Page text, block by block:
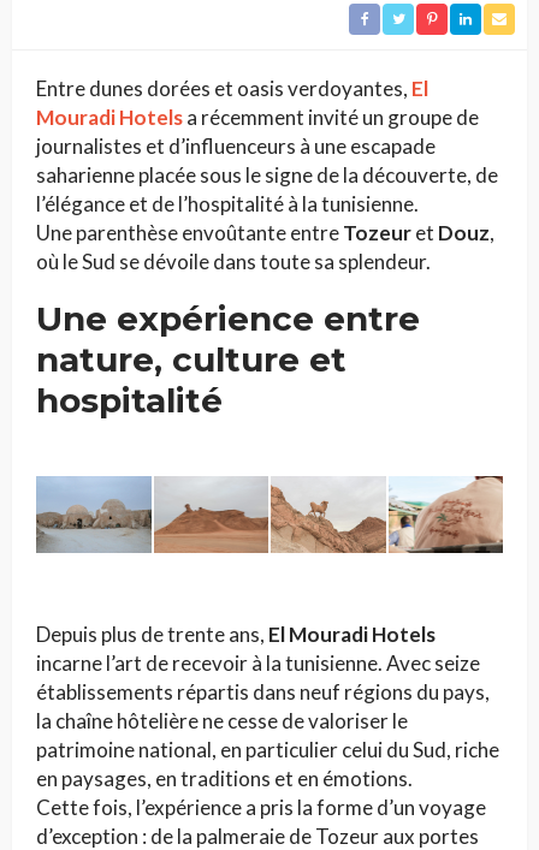
Entre dunes dorées et oasis verdoyantes, El
Mouradi Hotelsa récemment invité un groupe de
journalistes et d’influenceurs à une escapade
saharienne placée sous le signe de la découverte, de
l’élégance et de l’hospitalité à la tunisienne.
Une parenthèse envoûtante entreTozeuret Douz,
où le Sud se dévoile dans toute sa splendeur.
Une expérience entre
nature, culture et
hospitalité
Depuis plus de trente ans, El Mouradi Hotels
incarne l’art de recevoir à la tunisienne. Avec seize
établissements répartis dans neuf régions du pays,
la chaîne hôtelière ne cesse de valoriser le
patrimoine national, en particulier celui du Sud, riche
en paysages, en traditions et en émotions.
Cette fois, l’expérience a pris la forme d’un voyage
d’exception : de la palmeraie de Tozeur aux portes